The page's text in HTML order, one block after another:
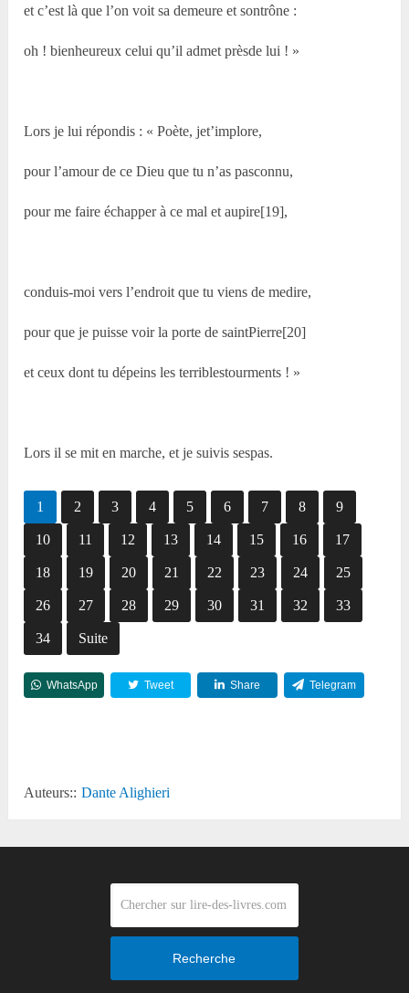
et c’est là que l’on voit sa demeure et sontrône :
oh ! bienheureux celui qu’il admet prèsde lui ! »
Lors je lui répondis : « Poète, jet’implore,
pour l’amour de ce Dieu que tu n’as pasconnu,
pour me faire échapper à ce mal et aupire[19],
conduis-moi vers l’endroit que tu viens de medire,
pour que je puisse voir la porte de saintPierre[20]
et ceux dont tu dépeins les terriblestourments ! »
Lors il se mit en marche, et je suivis sespas.
1 2 3 4 5 6 7 8 9
10 11 12 13 14 15 16 17
18 19 20 21 22 23 24 25
26 27 28 29 30 31 32 33
34 Suite
WhatsApp Tweet Share Telegram
Auteurs:: Dante Alighieri
Recherche